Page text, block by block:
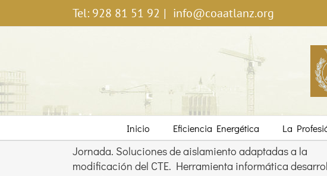
Tel: 928 81 51 92 | info@coaatlanz.org
Inicio Eficiencia Energética La
Jornada. Soluciones de aislamiento adaptadas a la
modificación del CTE. Herramienta informática